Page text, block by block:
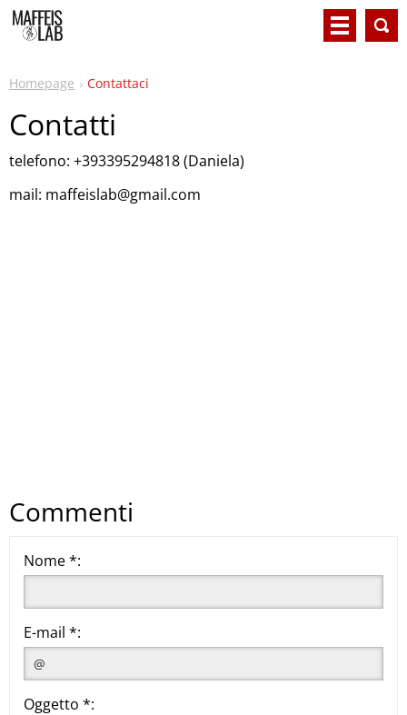
Homepage Contattaci
Contatti
telefono: +393395294818 (Daniela)
mail: maffeislab@gmail.com
Commenti
Nome *:
E-mail *:
Oggetto *: